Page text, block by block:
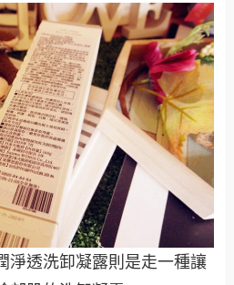
透洗卸凝露則是走一種讓